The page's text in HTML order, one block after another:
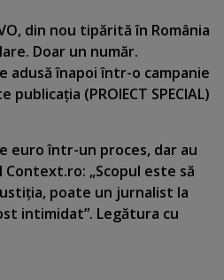
din nou tipărită în România
Doar un număr.
adusă înapoi într-o campanie
(PROIECT SPECIAL)
euro într-un proces, dar au
„Scopul este să
poate un jurnalist la
intimidat”. Legătura cu